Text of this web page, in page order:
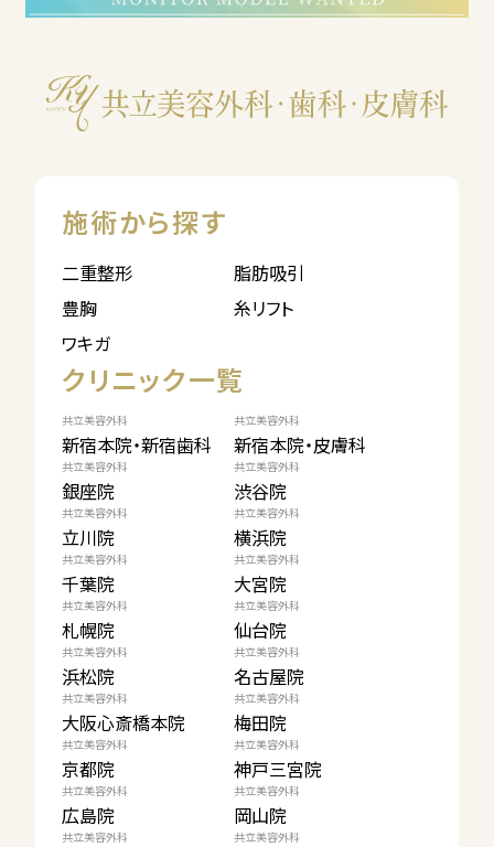
施術から探す
二重整形
脂肪吸引
豊胸
糸リフト
ワキガ
クリニック一覧
共立美容外科
新宿本院・新宿歯科
共立美容外科
新宿本院・皮膚科
共立美容外科
銀座院
共立美容外科
渋谷院
共立美容外科
立川院
共立美容外科
横浜院
共立美容外科
千葉院
共立美容外科
大宮院
共立美容外科
札幌院
共立美容外科
仙台院
共立美容外科
浜松院
共立美容外科
名古屋院
共立美容外科
大阪心斎橋本院
共立美容外科
梅田院
共立美容外科
京都院
共立美容外科
神戸三宮院
共立美容外科
広島院
共立美容外科
岡山院
共立美容外科 共立美容外科